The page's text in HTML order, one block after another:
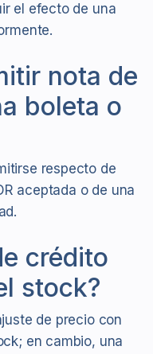
el efecto de una
nota de
boleta o
respecto de
aceptada o de una
crédito
stock?
de precio con
en cambio, una